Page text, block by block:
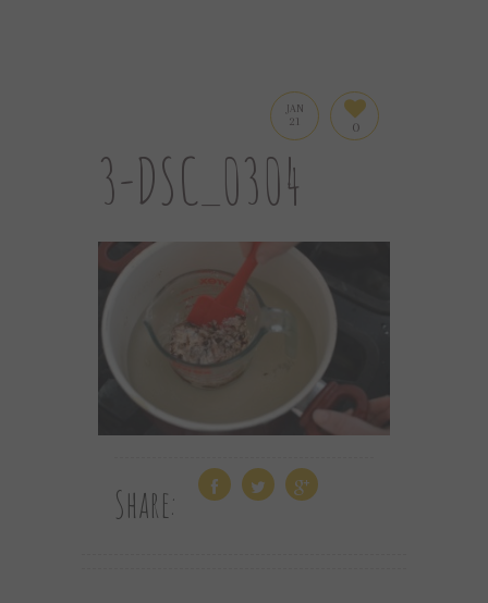
JAN
21 0
3-DSC_0304
Share: